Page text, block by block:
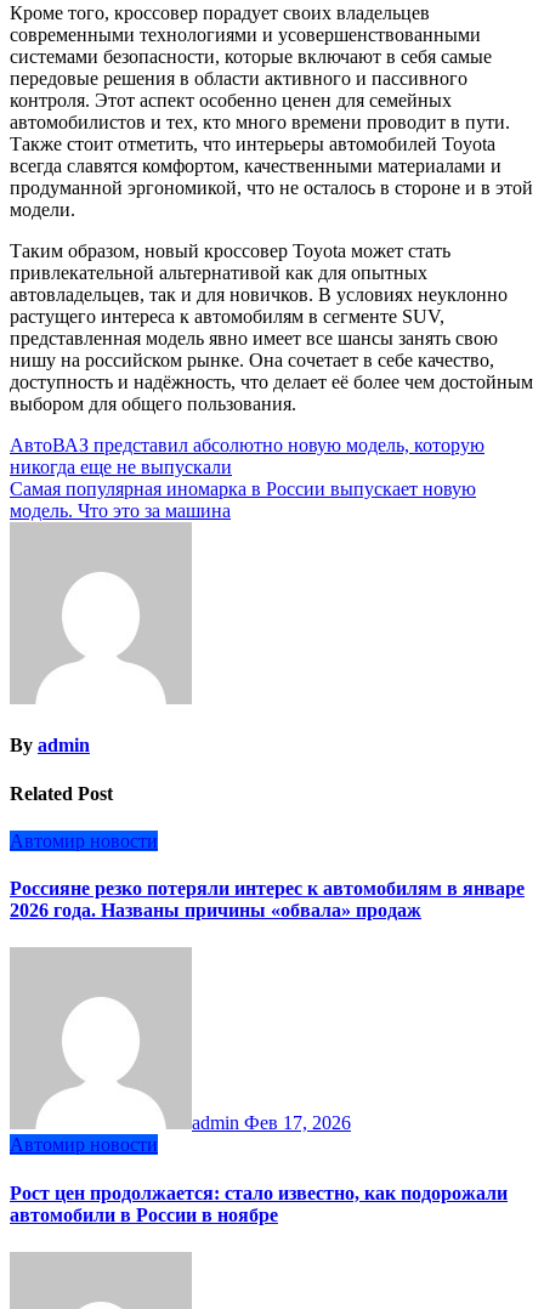
Кроме того, кроссовер порадует своих владельцев
современными технологиями и усовершенствованными
системами безопасности, которые включают в себя самые
передовые решения в области активного и пассивного
контроля. Этот аспект особенно ценен для семейных
автомобилистов и тех, кто много времени проводит в пути.
Также стоит отметить, что интерьеры автомобилей Toyota
всегда славятся комфортом, качественными материалами и
продуманной эргономикой, что не осталось в стороне и в этой
модели.
Таким образом, новый кроссовер Toyota может стать
привлекательной альтернативой как для опытных
автовладельцев, так и для новичков. В условиях неуклонно
растущего интереса к автомобилям в сегменте SUV,
представленная модель явно имеет все шансы занять свою
нишу на российском рынке. Она сочетает в себе качество,
доступность и надёжность, что делает её более чем достойным
выбором для общего пользования.
Навигация
по
записям
АвтоВАЗ представил абсолютно новую модель, которую
никогда еще не выпускали
Самая популярная иномарка в России выпускает новую
модель. Что это за машина
By admin
Related Post
Автомир новости
Россияне резко потеряли интерес к автомобилям в январе
2026 года. Названы причины «обвала» продаж
admin Фев 17, 2026
Автомир новости
Рост цен продолжается: стало известно, как подорожали
автомобили в России в ноябре